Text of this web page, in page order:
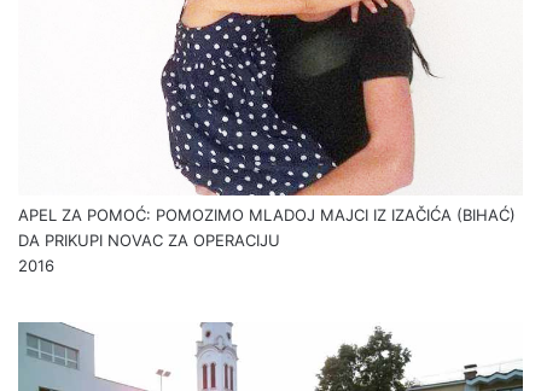
APEL ZA POMOĆ: POMOZIMO MLADOJ MAJCI IZ IZAČIĆA (BIHAĆ)
DA PRIKUPI NOVAC ZA OPERACIJU
2016